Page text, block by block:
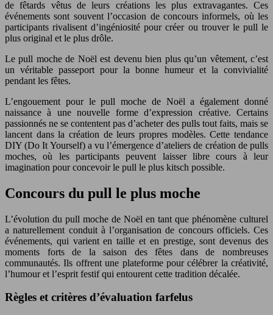
de fêtards vêtus de leurs créations les plus extravagantes. Ces
événements sont souvent l’occasion de concours informels, où les
participants rivalisent d’ingéniosité pour créer ou trouver le pull le
plus original et le plus drôle.
Le pull moche de Noël est devenu bien plus qu’un vêtement, c’est
un véritable passeport pour la bonne humeur et la convivialité
pendant les fêtes.
L’engouement pour le pull moche de Noël a également donné
naissance à une nouvelle forme d’expression créative. Certains
passionnés ne se contentent pas d’acheter des pulls tout faits, mais se
lancent dans la création de leurs propres modèles. Cette tendance
DIY (Do It Yourself) a vu l’émergence d’ateliers de création de pulls
moches, où les participants peuvent laisser libre cours à leur
imagination pour concevoir le pull le plus kitsch possible.
Concours du pull le plus moche
L’évolution du pull moche de Noël en tant que phénomène culturel
a naturellement conduit à l’organisation de concours officiels. Ces
événements, qui varient en taille et en prestige, sont devenus des
moments forts de la saison des fêtes dans de nombreuses
communautés. Ils offrent une plateforme pour célébrer la créativité,
l’humour et l’esprit festif qui entourent cette tradition décalée.
Règles et critères d’évaluation farfelus